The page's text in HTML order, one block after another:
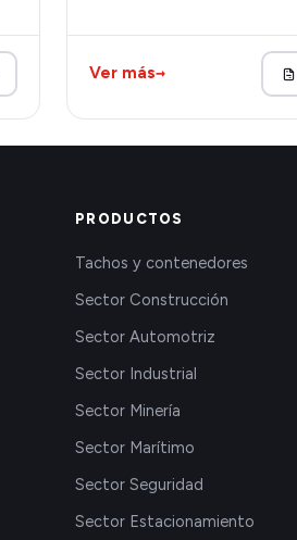
Ver más→
PRODUCTOS
Tachos y contenedores
Sector Construcción
Sector Automotriz
Sector Industrial
Sector Minería
Sector Marítimo
Sector Seguridad
Sector Estacionamiento